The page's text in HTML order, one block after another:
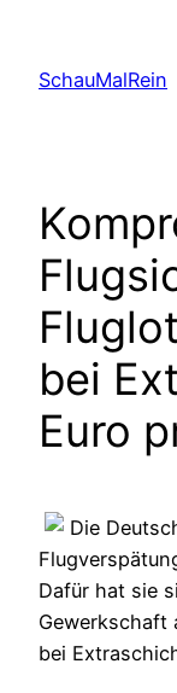
content
SchauMalRein
bei
Euro
Die
Dafür hat sie
Gewerkschaft
bei